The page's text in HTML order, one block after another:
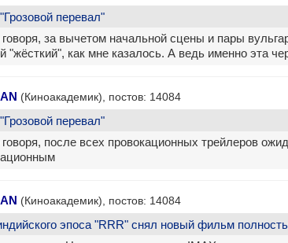
перевал"
говоря, за вычетом начальной сцены и пары
"жёсткий", как мне казалось. А ведь именно эта
(Киноакадемик), постов: 14084
перевал"
говоря, после всех провокационных трейлеров
(Киноакадемик), постов: 14084
эпоса "RRR" снял новый фильм